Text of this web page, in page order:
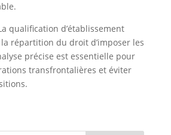
qualification d’établissement
répartition du droit d’imposer les
précise est essentielle pour
transfrontalières et éviter